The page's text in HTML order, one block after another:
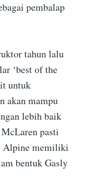
pembalap
tahun lalu
‘best of the
untuk
akan mampu
lebih baik
pasti
Alpine memiliki
bentuk Gasly